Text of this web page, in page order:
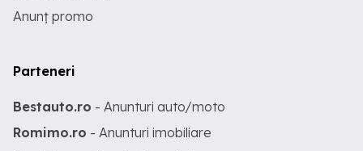
Anunț promo
Parteneri
Bestauto.ro - Anunturi auto/moto
Romimo.ro - Anunturi imobiliare